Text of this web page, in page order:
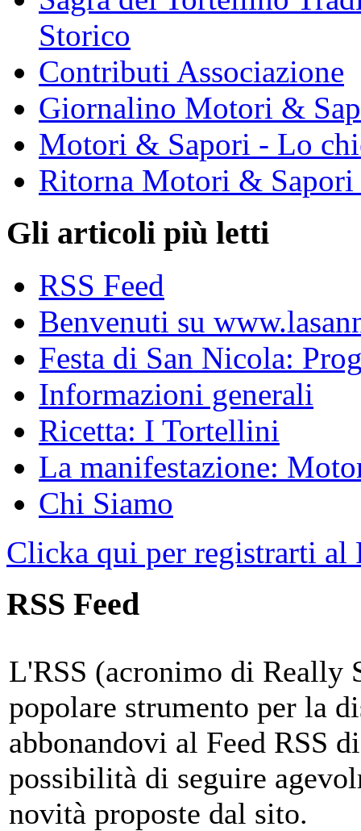
Storico
Contributi Associazione
Giornalino Motori &
Motori & Sapori - Lo
Ritorna Motori & Sapori
Gli articoli più letti
RSS Feed
Benvenuti su
Festa di San Nicola:
Informazioni generali
Ricetta: I Tortellini
La manifestazione:
Chi Siamo
Clicka qui per registrarti al
RSS Feed
L'RSS (acronimo di Really
popolare strumento per la
abbonandovi al Feed RSS
possibilità di seguire
novità proposte dal sito.